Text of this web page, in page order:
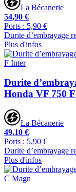
La Bécanerie
54,90 €
Ports : 5,90 €
Durite d’embrayage
Plus d'infos
Durite
Honda VF 750
La Bécanerie
49,10 €
Ports : 5,90 €
Durite d’embrayage
Plus d'infos